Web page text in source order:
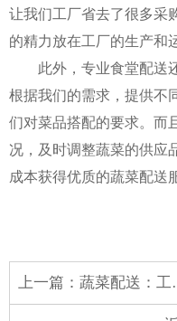
让我们工厂省去了很多采
的精力放在工厂的生产和
此外，专业食堂配送还
根据我们的需求，提供不
们对菜品搭配的要求。而
况，及时调整蔬菜的供应
成本获得优质的蔬菜配送
上一篇： 蔬菜配送：工厂的品质之选